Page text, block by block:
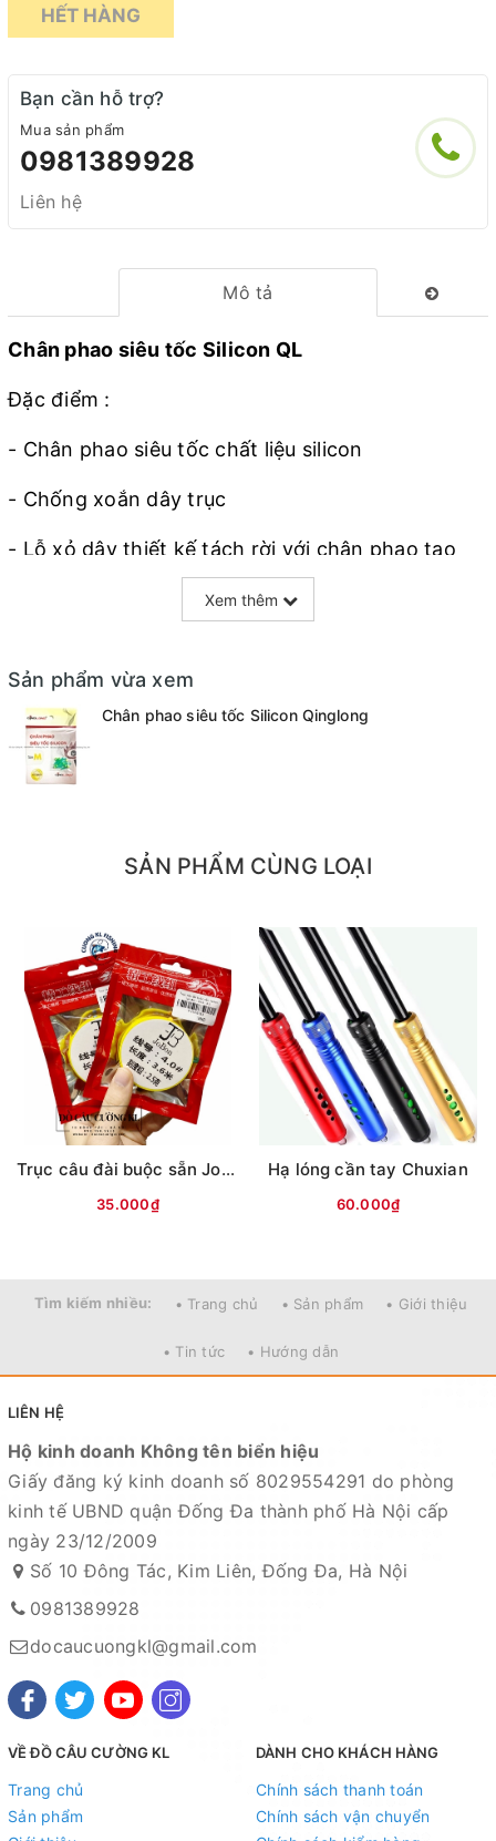
HẾT HÀNG
Bạn cần hỗ trợ?
Mua sản phẩm
0981389928
Liên hệ
Mô tả
Chân phao siêu tốc Silicon QL
Đặc điểm :
- Chân phao siêu tốc chất liệu silicon
- Chống xoắn dây trục
- Lỗ xỏ dây thiết kế tách rời với chân phao tạo
khả năng đưa dây qua trơn mượt đơn giản
- Đường kính lỗ xỏ dây nhỏ không lo lọt hạt chặn
Kích thước :
- Size S : Chiều dài 1.05cm - Chân phao phù hợp
- Size M : Chiều dài 1.15cm - Chân phao phù hợp
- Size L : Chiều dài 1.25cm - Chân phao phù hợp
0.7 - 1.2mm
Xem thêm
Sản phẩm vừa xem
Chân phao siêu tốc Silicon Qinglong
SẢN PHẨM CÙNG LOẠI
Trục câu đài buộc sẵn Jobon (vỏ đỏ/xanh)
35.000₫
Hạ lóng cần tay Chuxian
60.000₫
Tìm kiếm nhiều: • Trang chủ • Sản phẩm • Giới thiệu
• Tin tức • Hướng dẫn
LIÊN HỆ
Hộ kinh doanh Không tên biển hiệu
Giấy đăng ký kinh doanh số 8029554291 do phòng
kinh tế UBND quận Đống Đa thành phố Hà Nội cấp
ngày 23/12/2009
Số 10 Đông Tác, Kim Liên, Đống Đa, Hà Nội
0981389928
docaucuongkl@gmail.com
VỀ ĐỒ CÂU CƯỜNG KL
Trang chủ
Sản phẩm
DÀNH CHO KHÁCH HÀNG
Chính sách thanh toán
Chính sách vận chuyển